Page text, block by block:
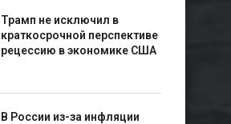
Трамп не исключил в
краткосрочной перспективе
рецессию в экономике США
В России из-за инфляции